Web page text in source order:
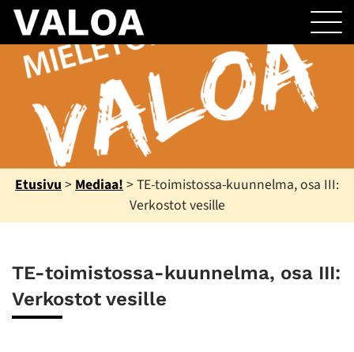
Etusivu > Mediaa! > TE-toimistossa-kuunnelma, osa III:
Verkostot vesille
TE-toimistossa-kuunnelma, osa III:
Verkostot vesille